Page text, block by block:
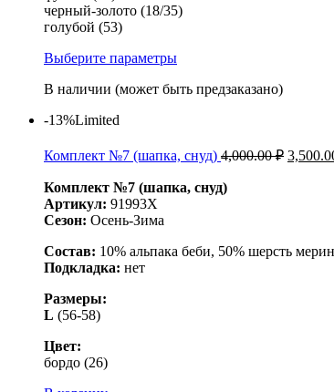
черный-золото (18/35)
голубой (53)
Выберите параметры
В наличии (может быть предзаказано)
-13%Limited
Комплект №7 (шапка, снуд) 4,000.00₽
Комплект №7 (шапка, снуд)
Артикул: 91993Х
Сезон: Осень-Зима
Состав: 10% альпака беби, 50% шерсть
Подкладка: нет
Размеры:
L (56-58)
Цвет:
бордо (26)